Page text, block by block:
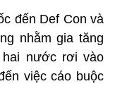
đến Def Con và
nhằm gia tăng
nước rơi vào
việc cáo buộc